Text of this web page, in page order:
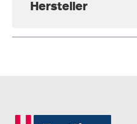
Hersteller